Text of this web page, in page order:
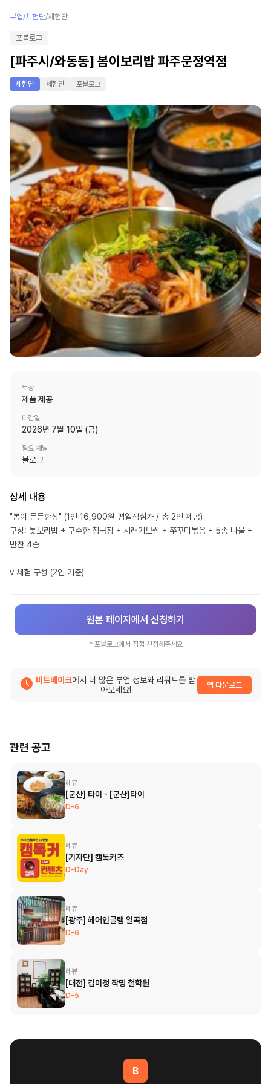
부업/체험단/체험단
포블로그
[파주시/와동동] 봄이보리밥 파주운정역점
체험단 체험단 포블로그
보상
제품 제공
마감일
2026년 7월 10일 (금)
필요 채널
블로그
상세 내용
"봄이 든든한상" (1인 16,900원 평일점심가 / 총 2인 제공)
구성: 톳보리밥 + 구수한 청국장 + 시래기보쌈 + 쭈꾸미볶음 + 5종 나물 +
반찬 4종
v 체험 구성 (2인 기준)
원본 페이지에서 신청하기
* 포블로그에서 직접 신청해주세요
비트베이크에서 더 많은 부업 정보와 리워드를 받
아보세요!
앱 다운로드
관련 공고
레뷰
[군산] 타이 - [군산]타이
D-6
레뷰
[기자단] 캠톡커즈
D-Day
레뷰
[광주] 헤어인글램 일곡점
D-6
레뷰
[대전] 김미정 작명 철학원
D-5
B